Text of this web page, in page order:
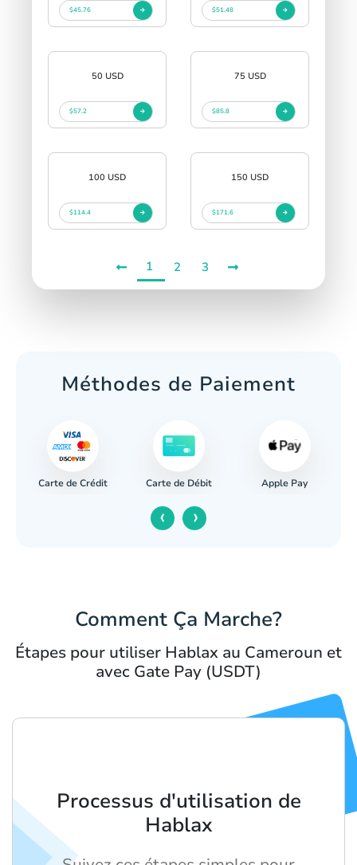
$45.76 $51.48
50 USD
$57.2
75 USD
$85.8
100 USD
$114.4
150 USD
$171.6
1 2 3
Méthodes de Paiement
Carte de Crédit Carte de Débit Apple Pay
‹ ›
Comment Ça Marche?
Étapes pour utiliser Hablax au Cameroun et
avec Gate Pay (USDT)
Processus d'utilisation de
Hablax